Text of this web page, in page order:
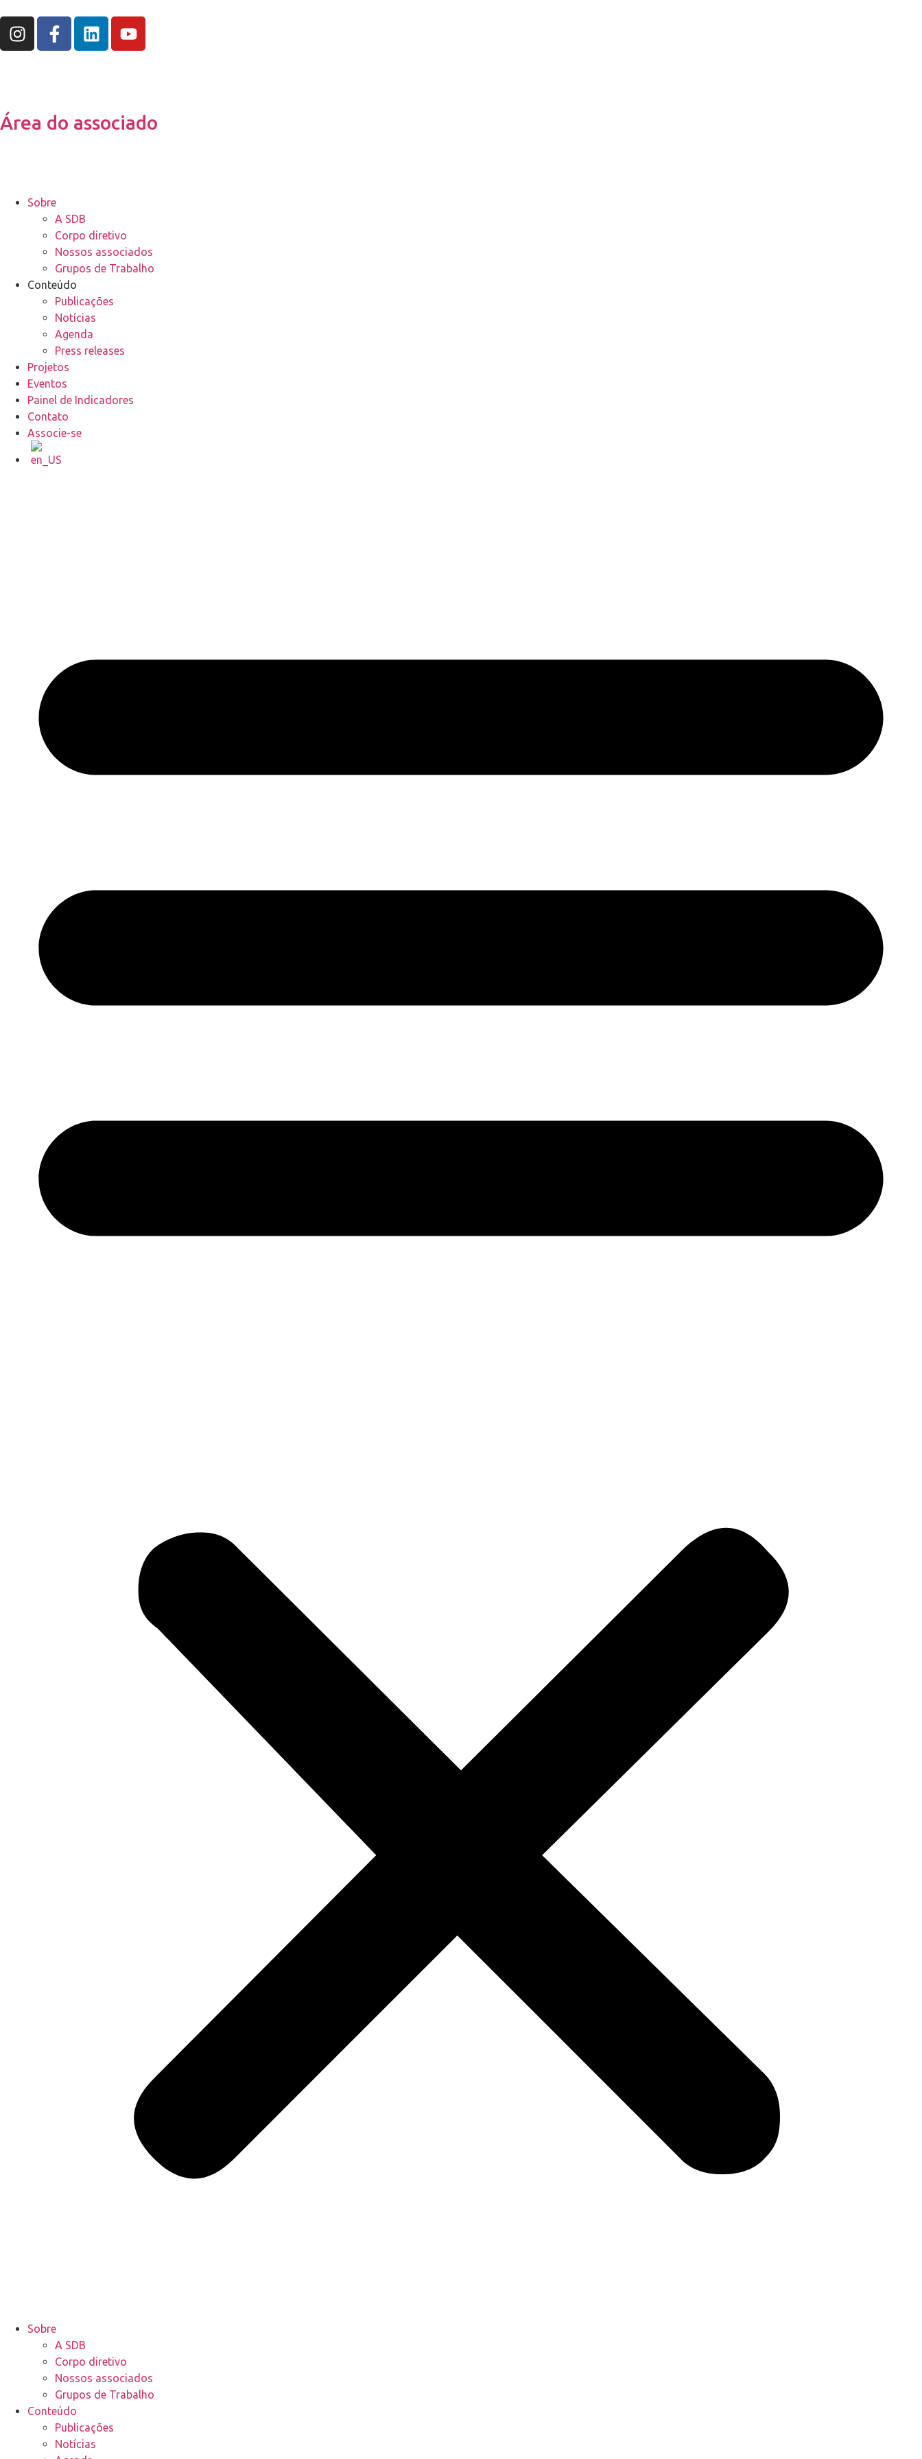
Área do associado
Sobre
A SDB
Corpo diretivo
Nossos associados
Grupos de Trabalho
Conteúdo
Publicações
Notícias
Agenda
Press releases
Projetos
Eventos
Painel de Indicadores
Contato
Associe-se
Sobre
A SDB
Corpo diretivo
Nossos associados
Grupos de Trabalho
Conteúdo
Publicações
Notícias